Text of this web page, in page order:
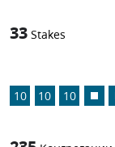
33 Stakes
10 10 10